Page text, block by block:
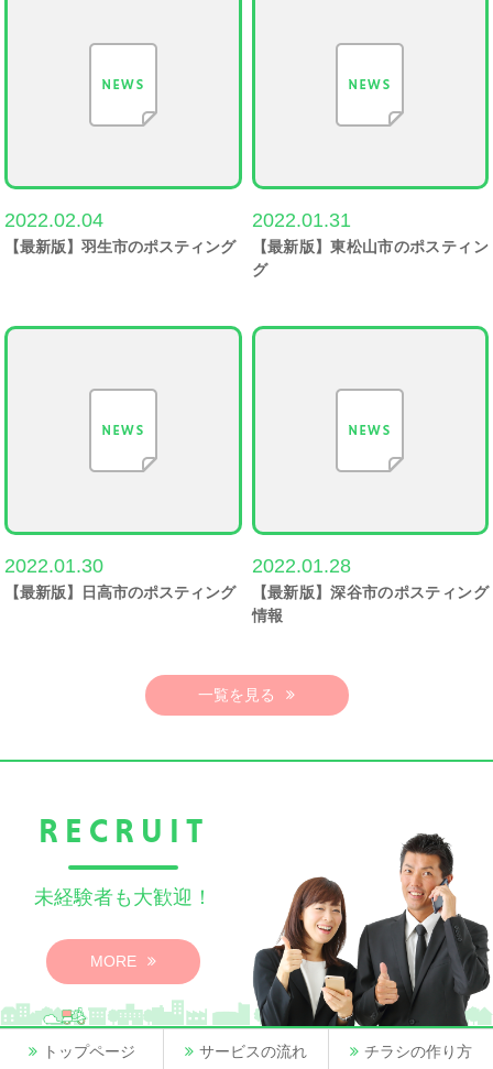
一覧を見る
2022.02.04
【最新版】羽生市のポスティング
2022.01.31
【最新版】東松山市のポスティン
グ
2022.01.30
【最新版】日高市のポスティング
2022.01.28
【最新版】深谷市のポスティング
情報
RECRUIT
未経験者も大歓迎！
MORE
トップページ サービスの流れ チラシの作り方